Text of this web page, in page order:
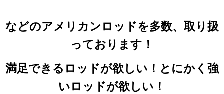
などのアメリカンロッドを多数、取り扱
っております！
満足できるロッドが欲しい！とにかく強
いロッドが欲しい！